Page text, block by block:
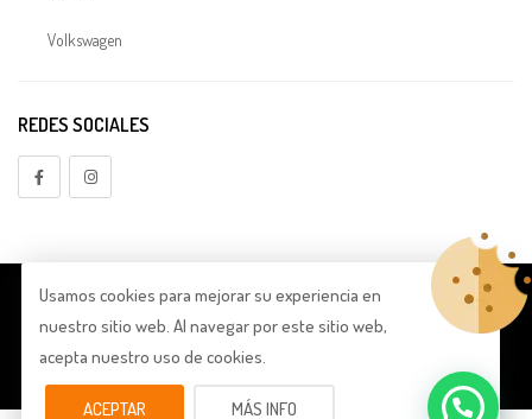
Volkswagen
TDI
Embragues
A3
REDES SOCIALES
© Copyright 2026 Lema Forged
. Todos los derechos reservados.
Política de Privacidad
Aviso Legal
Usamos cookies para mejorar su experiencia en
nuestro sitio web. Al navegar por este sitio web,
acepta nuestro uso de cookies.
ACEPTAR MÁS INFO